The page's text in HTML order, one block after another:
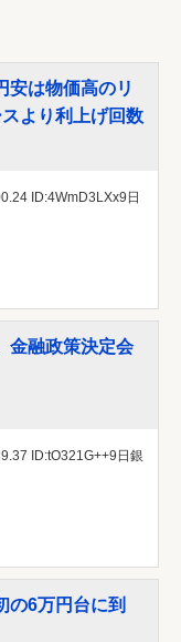
安は物価高のリ
より利上げ回数
ID:4WmD3LXx9日
金融政策決定会
ID:tO321G++9日銀
の6万円台に到